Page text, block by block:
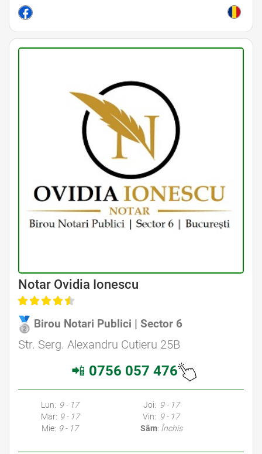
Avocat Specializat în Drept Civil • Avocat Specializat în Dreptul Familiei
Notar Ovidia Ionescu
Birou Notari Publici | Sector 6
Str. Serg. Alexandru Cutieru 25B
📲 0756 057 476
Avocati Bucuresti • Cabinete Avocatura Bucuresti • Avocati Specializati Bucuresti • Avocat Bun Bucuresti • Avocat Bucuresti • Bucuresti Avocat • Avocat
Lun: 9 - 17
Mar: 9 - 17
Mie: 9 - 17
Joi: 9 - 17
Vin: 9 - 17
Sâm: Închis